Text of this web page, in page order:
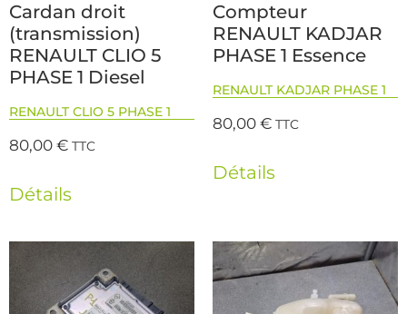
Cardan droit
(transmission)
RENAULT CLIO 5
PHASE 1 Diesel
RENAULT CLIO 5 PHASE 1
80,00€ TTC
Détails
Compteur
RENAULT KADJAR
PHASE 1 Essence
RENAULT KADJAR PHASE 1
80,00€ TTC
Détails